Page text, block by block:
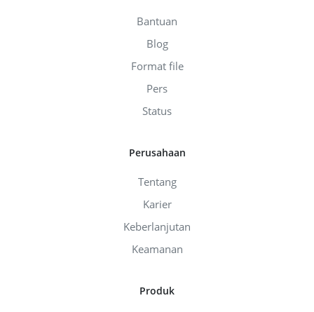
Bantuan
Blog
Format file
Pers
Status
Perusahaan
Tentang
Karier
Keberlanjutan
Keamanan
Produk